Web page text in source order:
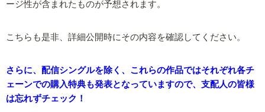
ージ性が含まれたものが予想されます。
こちらも是非、詳細公開時にその内容を確認してください。
さらに、配信シングルを除く、これらの作品ではそれぞれ各チ
ェーンでの購入特典も発表となっていますので、支配人の皆様
は忘れずチェック！